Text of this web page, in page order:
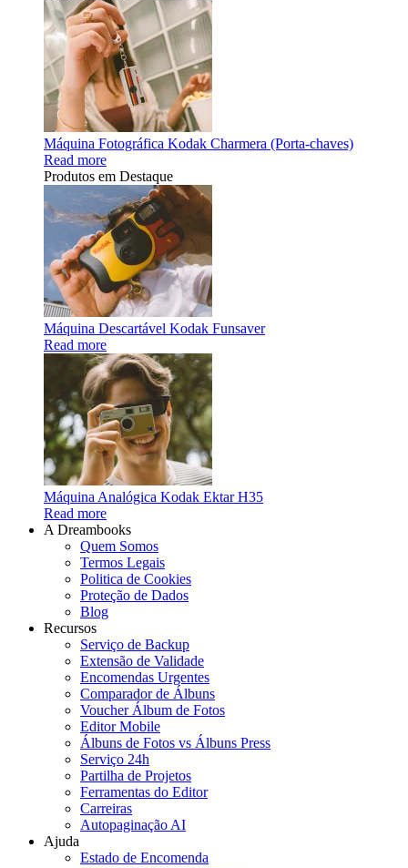
Máquina Fotográfica Kodak Charmera (Porta-chaves)
Read more
Produtos em Destaque
Máquina Descartável Kodak Funsaver
Read more
Máquina Analógica Kodak Ektar H35
Read more
A Dreambooks
Quem Somos
Termos Legais
Politica de Cookies
Proteção de Dados
Blog
Recursos
Serviço de Backup
Extensão de Validade
Encomendas Urgentes
Comparador de Álbuns
Voucher Álbum de Fotos
Editor Mobile
Álbuns de Fotos vs Álbuns Press
Serviço 24h
Partilha de Projetos
Ferramentas do Editor
Carreiras
Autopaginação AI
Ajuda
Estado de Encomenda